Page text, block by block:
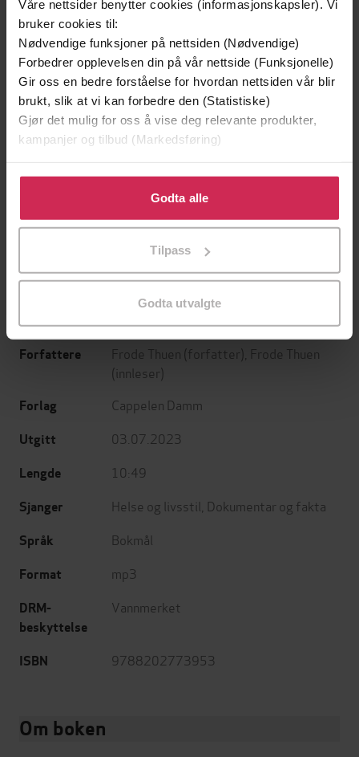
Våre nettsider benytter cookies (informasjonskapsler). Vi
bruker cookies til:
Nødvendige funksjoner på nettsiden (Nødvendige)
Forbedrer opplevelsen din på vår nettside (Funksjonelle)
Gir oss en bedre forståelse for hvordan nettsiden vår blir
brukt, slik at vi kan forbedre den (Statistiske)
Gjør det mulig for oss å vise deg relevante produkter,
kampanjer og tilbud (Markedsføring)
Klikk på «Godta alle» for å gi oss ditt samtykke til å
bruke cookies for alle disse formålene. Du kan også
tilpasse ditt samtykke til spesifikke formål ved å klikke
Godta alle
Tilpass
Godta utvalgte
Så gjør vi så
Helga Flatland
Forfattere Frode Thuen (forfatter), Frode Thuen
(innleser)
Forlag Cappelen Damm
Utgitt 03.07.2023
Lengde 10:49
Sjanger Helse og livsstil Dokumentar og fakta
Språk Bokmål
Format mp3
DRM-
beskyttelse
Vannmerket
ISBN 9788202773953
Om boken